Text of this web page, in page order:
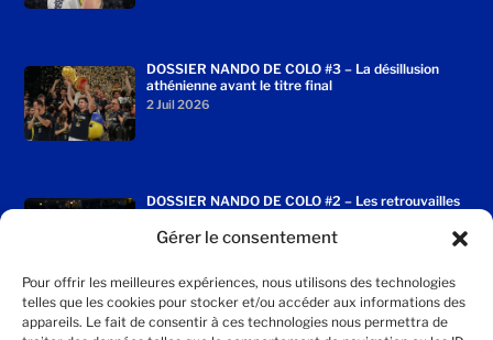
Gérer le consentement
Pour offrir les meilleures expériences, nous utilisons des technologies
telles que les cookies pour stocker et/ou accéder aux informations des
appareils. Le fait de consentir à ces technologies nous permettra de
DOSSIER NANDO DE COLO #3 – La désillusion
athénienne avant le titre final
2 Juil 2026
DOSSIER NANDO DE COLO #2 – Les retrouvailles
2 Juil 2026